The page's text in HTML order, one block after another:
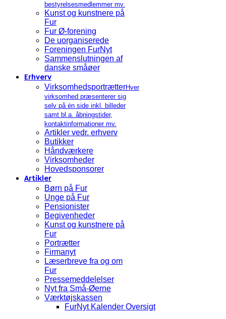
bestyrelsesmedlemmer mv.
Kunst og kunstnere på
Fur
Fur Ø-forening
De uorganiserede
Foreningen FurNyt
Sammenslutningen af
danske småøer
Erhverv
VirksomhedsportrætterHver
virksomhed præsenterer sig
selv på én side inkl. billeder
samt bl.a. åbningstider,
kontaktinformationer mv.
Artikler vedr. erhverv
Butikker
Håndværkere
Virksomheder
Hovedsponsorer
Artikler
Børn på Fur
Unge på Fur
Pensionister
Begivenheder
Kunst og kunstnere på
Fur
Portrætter
Firmanyt
Læserbreve fra og om
Fur
Pressemeddelelser
Nyt fra Små-Øerne
Værktøjskassen
FurNyt Kalender Oversigt